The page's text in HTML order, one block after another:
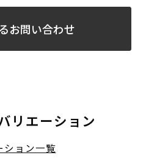
お問い合わせ
リエーション
ション一覧